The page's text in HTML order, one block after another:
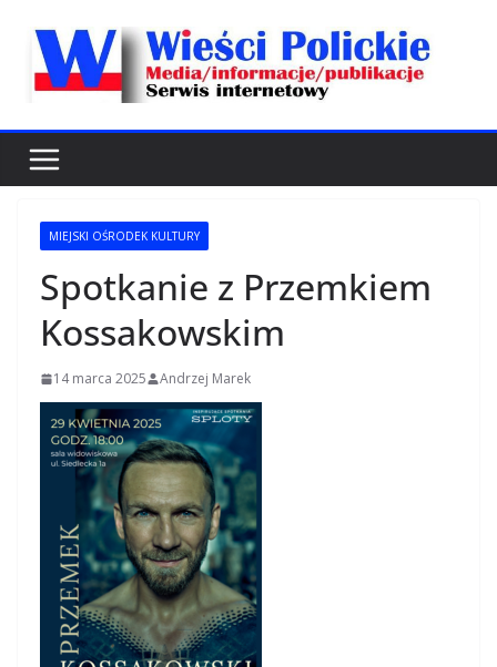
MIEJSKI OŚRODEK KULTURY
Spotkanie z Przemkiem
Kossakowskim
14 marca 2025 Andrzej Marek